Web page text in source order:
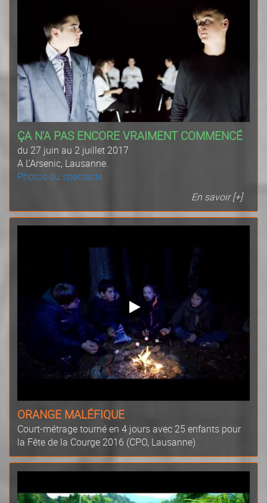
ÇA N'A PAS ENCORE VRAIMENT COMMENCÉ
du 27 juin au 2 juillet 2017
A L'Arsenic, Lausanne.
Photos du spectacle
En savoir [+]
ORANGE MALÉFIQUE
Court-métrage tourné en 4 jours avec 25 enfants pour
la Fête de la Courge 2016 (CPO, Lausanne)